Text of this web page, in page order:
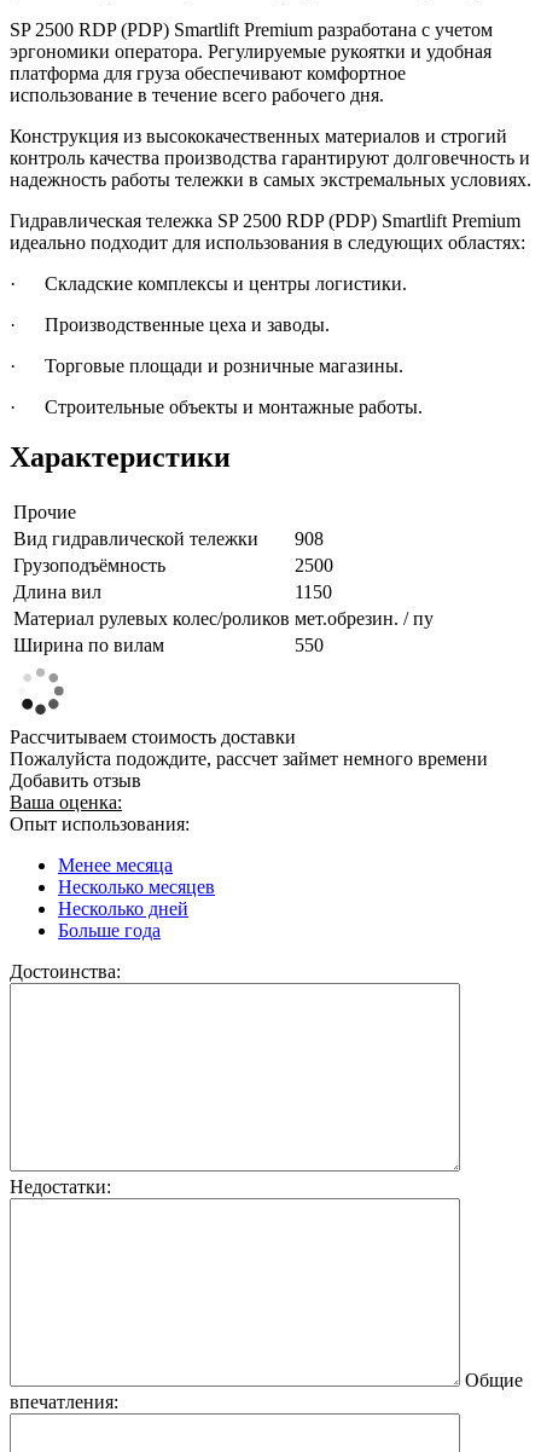
SP 2500 RDP (PDP) Smartlift Premium разработана с учетом
эргономики оператора. Регулируемые рукоятки и удобная
платформа для груза обеспечивают комфортное
использование в течение всего рабочего дня.
Конструкция из высококачественных материалов и строгий
контроль качества производства гарантируют долговечность и
надежность работы тележки в самых экстремальных условиях.
Гидравлическая тележка SP 2500 RDP (PDP) Smartlift Premium
идеально подходит для использования в следующих областях:
· Складские комплексы и центры логистики.
· Производственные цеха и заводы.
· Торговые площади и розничные магазины.
· Строительные объекты и монтажные работы.
Характеристики
Прочие
Вид гидравлической тележки
908
Грузоподъёмность
2500
Длина вил
1150
Материал рулевых колес/роликов мет.обрезин. / пу
Ширина по вилам
550
Рассчитываем стоимость доставки
Пожалуйста подождите, рассчет займет немного времени
Добавить отзыв
Ваша оценка:
Опыт использования:
Менее месяца
Несколько месяцев
Несколько дней
Больше года
Достоинства:
Недостатки:
Общие
впечатления: